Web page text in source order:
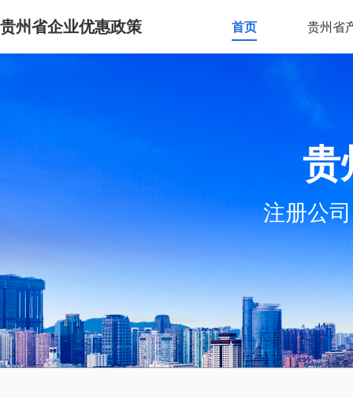
贵州省企业优惠政策 首页 贵州省
贵
注册公